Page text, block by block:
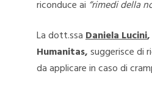
riconduce ai “rimedi della
La dott.ssaDaniela Lucini
Humanitas,suggerisce di
da applicare in caso di